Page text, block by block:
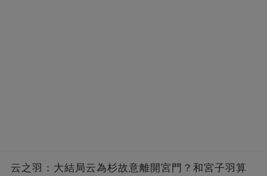
云之羽：大結局云為杉故意離開宮門？和宮子羽算